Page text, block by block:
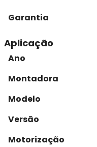
Garantia
Aplicação
Ano
Montadora
Modelo
Versão
Motorização